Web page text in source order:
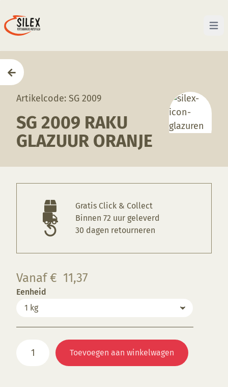
Open
Artikelcode: SG 2009
SG 2009 RAKU
GLAZUUR ORANJE
Gratis Click & Collect
Binnen 72 uur geleverd
30 dagen retourneren
Vanaf € 11,37
Eenheid
2009
Toevoegen aan winkelwagen